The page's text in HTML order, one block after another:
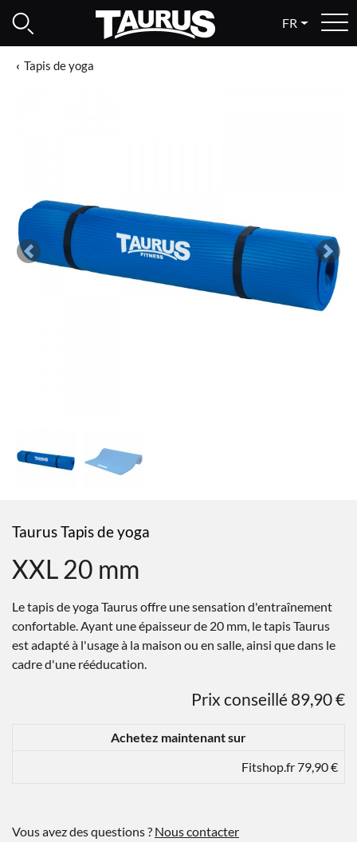
FR
Tapis de yoga
Previous Next
Taurus Tapis de yoga
XXL 20 mm
Le tapis de yoga Taurus offre une sensation d'entraînement
confortable. Ayant une épaisseur de 20 mm, le tapis Taurus
est adapté à l'usage à la maison ou en salle, ainsi que dans le
cadre d'une rééducation.
Prix conseillé 89,90 €
Achetez maintenant sur
Fitshop.fr 79,90 €
Vous avez des questions ? Nous contacter